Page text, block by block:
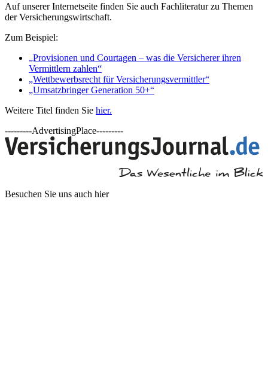
Auf unserer Internetseite finden Sie auch Fachliteratur zu Themen
der Versicherungswirtschaft.
Zum Beispiel:
„Provisionen und Courtagen – was die Versicherer ihren
Vermittlern zahlen“
„Wettbewerbsrecht für Versicherungsvermittler“
„Umsatzbringer Generation 50+“
Weitere Titel finden Sie hier.
---------AdvertisingPlace---------
Besuchen Sie uns auch hier